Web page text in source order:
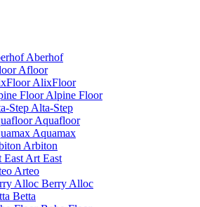
Aberhof
Afloor
AlixFloor
Alpine Floor
Alta-Step
Aquafloor
Aquamax
Arbiton
Art East
Arteo
Berry Alloc
Betta